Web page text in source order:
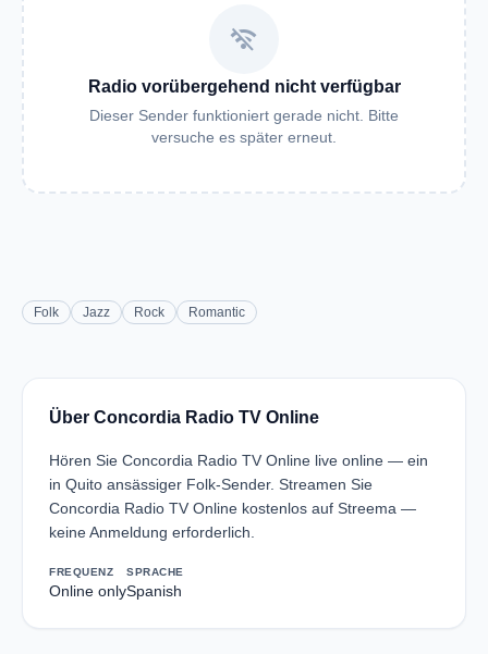
wifi_off
Radio vorübergehend nicht verfügbar
Dieser Sender funktioniert gerade nicht. Bitte
versuche es später erneut.
Folk Jazz Rock Romantic
Über Concordia Radio TV Online
Hören Sie Concordia Radio TV Online live online — ein
in Quito ansässiger Folk-Sender. Streamen Sie
Concordia Radio TV Online kostenlos auf Streema —
keine Anmeldung erforderlich.
FREQUENZ
Online only
SPRACHE
Spanish